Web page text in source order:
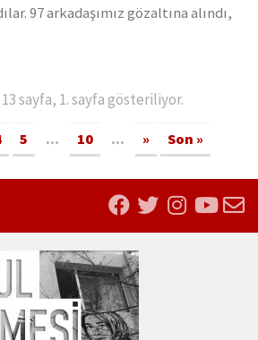
97 arkadaşımız gözaltına alındı,
sayfa, 1. sayfa gösteriliyor.
5 ... 10 ... » Son »